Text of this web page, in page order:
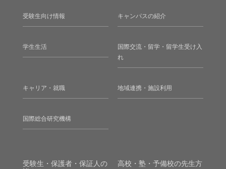
受験生向け情報 キャンパスの紹介
学生生活
国際交流・留学・留学生受け入
れ
キャリア・就職 地域連携・施設利用
国際総合研究機構
受験生・保護者・保証人の
高校・塾・予備校の先生方